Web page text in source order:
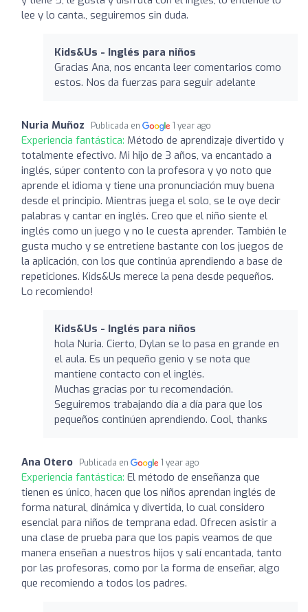
lee y lo canta., seguiremos sin duda.
Kids&Us - Inglés para niños
Gracias Ana, nos encanta leer comentarios como
estos. Nos da fuerzas para seguir adelante
Nuria Muñoz Publicada en 1 year ago
Experiencia fantástica: Método de aprendizaje divertido y
totalmente efectivo. Mi hijo de 3 años, va encantado a
inglés, súper contento con la profesora y yo noto que
aprende el idioma y tiene una pronunciación muy buena
desde el principio. Mientras juega el solo, se le oye decir
palabras y cantar en inglés. Creo que el niño siente el
inglés como un juego y no le cuesta aprender. También le
gusta mucho y se entretiene bastante con los juegos de
la aplicación, con los que continúa aprendiendo a base de
repeticiones. Kids&Us merece la pena desde pequeños.
Lo recomiendo!
Kids&Us - Inglés para niños
hola Nuria. Cierto, Dylan se lo pasa en grande en
el aula. Es un pequeño genio y se nota que
mantiene contacto con el inglés.
Muchas gracias por tu recomendación.
Seguiremos trabajando día a día para que los
pequeños continúen aprendiendo. Cool, thanks
Ana Otero Publicada en 1 year ago
Experiencia fantástica: El método de enseñanza que
tienen es único, hacen que los niños aprendan inglés de
forma natural, dinámica y divertida, lo cual considero
esencial para niños de temprana edad. Ofrecen asistir a
una clase de prueba para que los papis veamos de que
manera enseñan a nuestros hijos y salí encantada, tanto
por las profesoras, como por la forma de enseñar, algo
que recomiendo a todos los padres.